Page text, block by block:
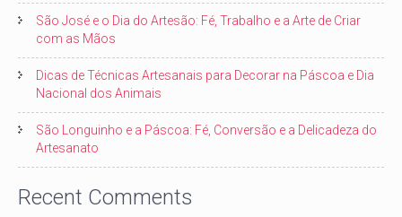
São José e o Dia do Artesão: Fé, Trabalho e a Arte de Criar
com as Mãos
Dicas de Técnicas Artesanais para Decorar na Páscoa e Dia
Nacional dos Animais
São Longuinho e a Páscoa: Fé, Conversão e a Delicadeza do
Artesanato
Recent Comments